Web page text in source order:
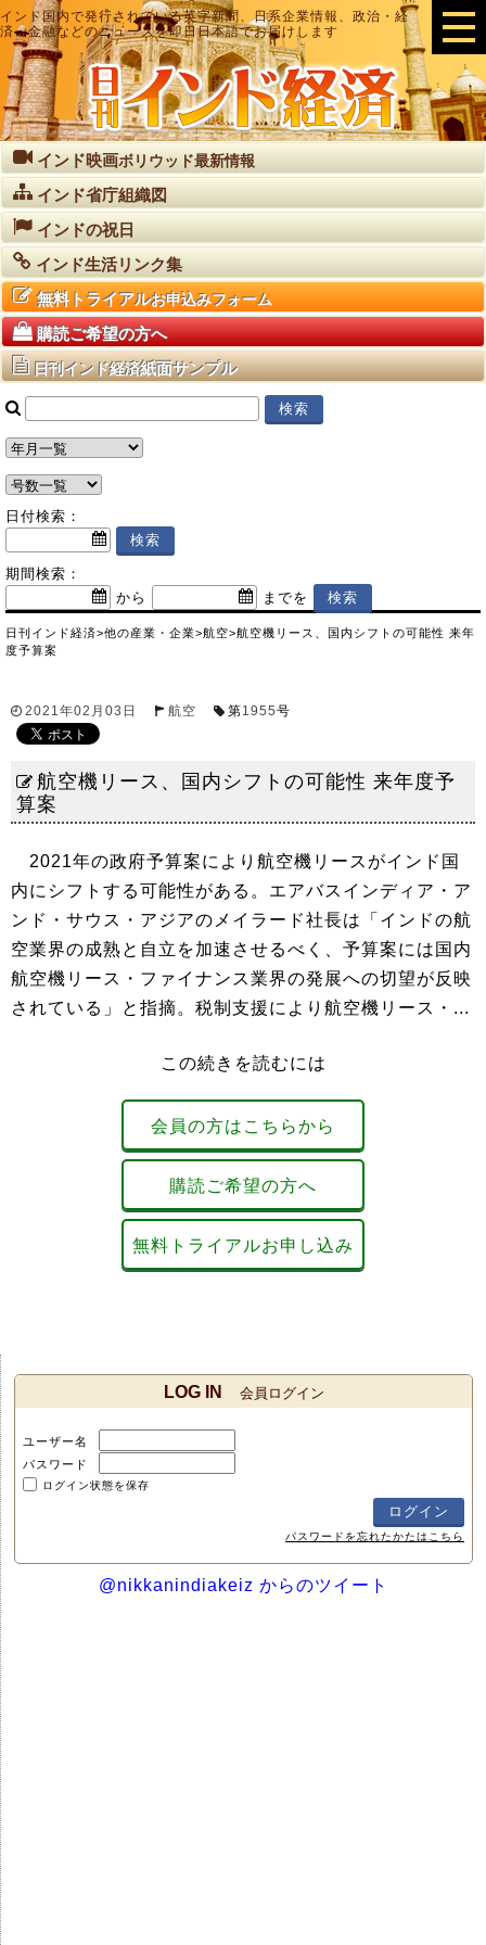
インド国内で発行されている英字新聞、日系企業情報、政治・経
済・金融などのニュースを即日日本語でお届けします
インド映画ボリウッド最新情報
インド省庁組織図
インドの祝日
インド生活リンク集
無料トライアルお申込みフォーム
購読ご希望の方へ
日刊インド経済紙面サンプル
日付検索：
期間検索：
から
までを
日刊インド経済>他の産業・企業>航空>航空機リース、国内シフトの可能性 来年
度予算案
2021年02月03日 航空 第1955号
航空機リース、国内シフトの可能性 来年度予
算案
2021年の政府予算案により航空機リースがインド国
内にシフトする可能性がある。エアバスインディア・ア
ンド・サウス・アジアのメイラード社長は「インドの航
空業界の成熟と自立を加速させるべく、予算案には国内
航空機リース・ファイナンス業界の発展への切望が反映
されている」と指摘。税制支援により航空機リース・...
この続きを読むには
会員の方はこちらから
購読ご希望の方へ
無料トライアルお申し込み
LOG IN 会員ログイン
ユーザー名
パスワード
ログイン状態を保存
パスワードを忘れたかたはこちら
@nikkanindiakeiz からのツイート